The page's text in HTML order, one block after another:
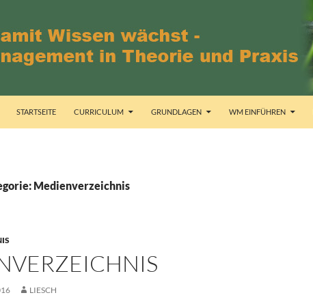
STARTSEITE CURRICULUM GRUNDLAGEN WM EINFÜHREN
Medienverzeichnis
LIESCH